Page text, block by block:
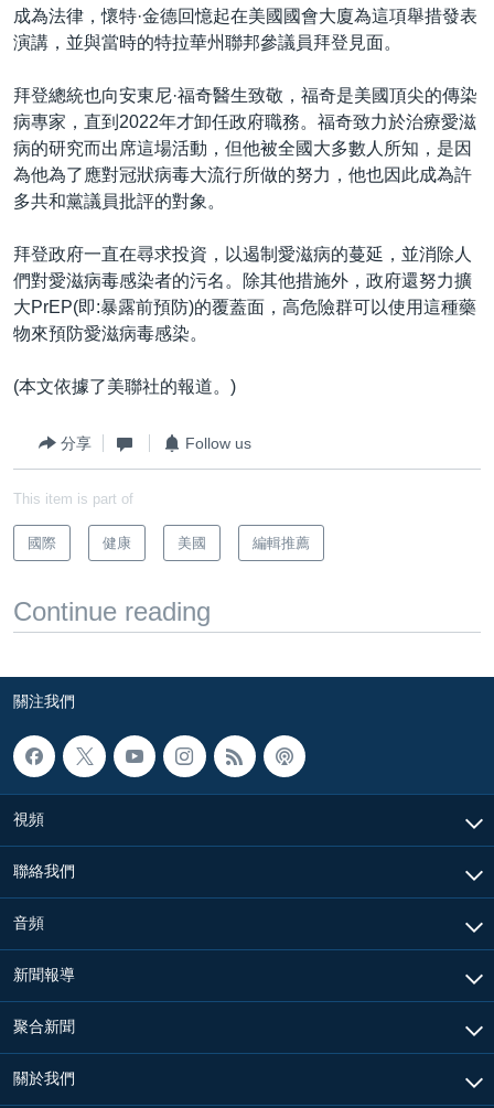
成為法律，懷特·金德回憶起在美國國會大廈為這項舉措發表
演講，並與當時的特拉華州聯邦參議員拜登見面。
拜登總統也向安東尼·福奇醫生致敬，福奇是美國頂尖的傳染
病專家，直到2022年才卸任政府職務。福奇致力於治療愛滋
病的研究而出席這場活動，但他被全國大多數人所知，是因
為他為了應對冠狀病毒大流行所做的努力，他也因此成為許
多共和黨議員批評的對象。
拜登政府一直在尋求投資，以遏制愛滋病的蔓延，並消除人
們對愛滋病毒感染者的污名。除其他措施外，政府還努力擴
大PrEP(即:暴露前預防)的覆蓋面，高危險群可以使用這種藥
物來預防愛滋病毒感染。
(本文依據了美聯社的報道。)
分享 Follow us
This item is part of
國際 健康 美國 編輯推薦
Continue reading
關注我們
視頻
聯絡我們
音頻
新聞報導
聚合新聞
關於我們